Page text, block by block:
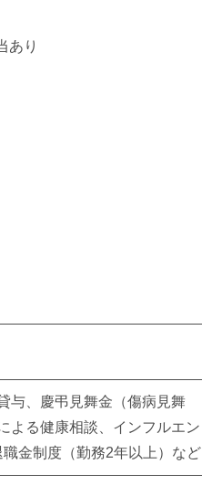
あり
与、慶弔見舞金（傷病見舞
よる健康相談、インフルエン
金制度（勤務2年以上）など